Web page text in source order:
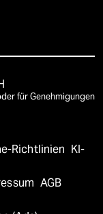
für Genehmigungen
Richtlinien KI-
AGB